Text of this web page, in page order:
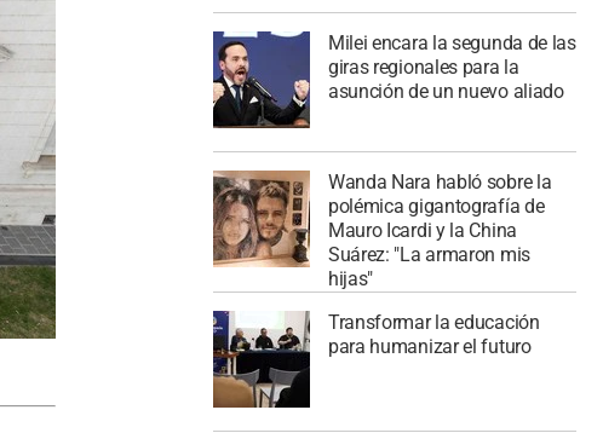
Milei encara la segunda de las
giras regionales para la
asunción de un nuevo aliado
Wanda Nara habló sobre la
polémica gigantografía de
Mauro Icardi y la China
Suárez: "La armaron mis
hijas"
Transformar la educación
para humanizar el futuro